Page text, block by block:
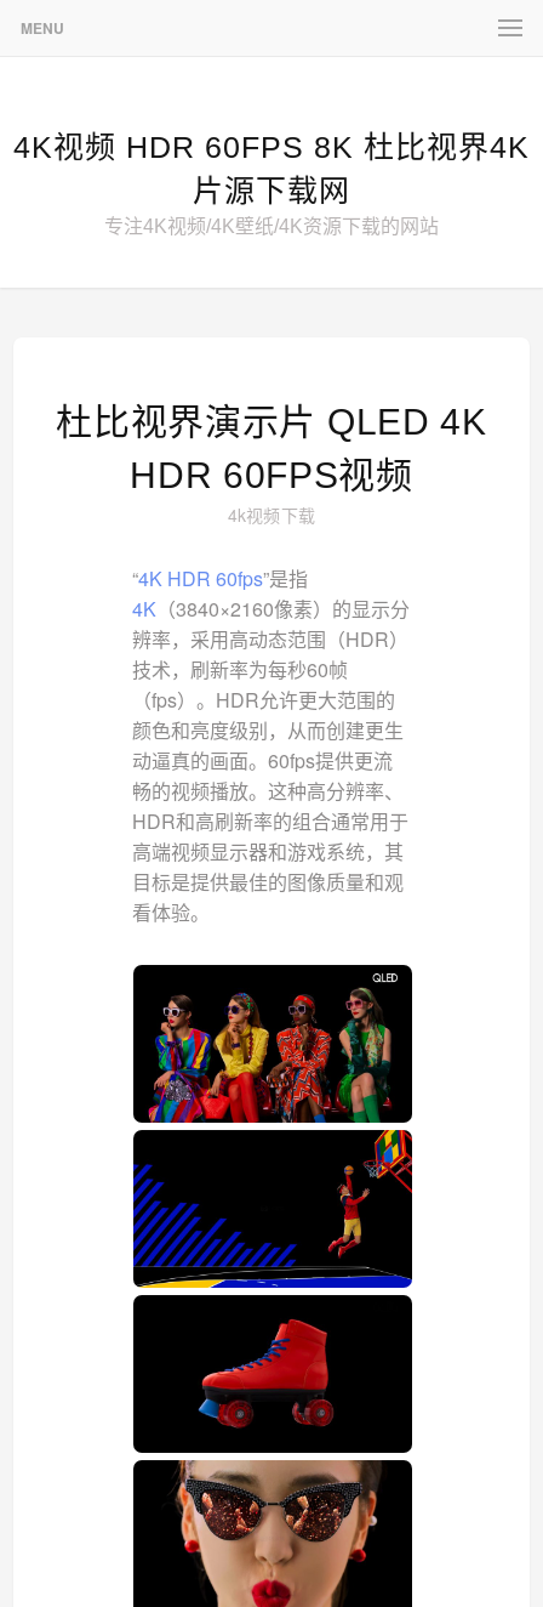
MENU
4K视频 HDR 60FPS 8K 杜比视界4K
片源下载网
专注4K视频/4K壁纸/4K资源下载的网站
杜比视界演示片 QLED 4K
HDR 60FPS视频
4k视频下载
“4K HDR 60fps”是指
4K（3840×2160像素）的显示分
辨率，采用高动态范围（HDR）
技术，刷新率为每秒60帧
（fps）。HDR允许更大范围的
颜色和亮度级别，从而创建更生
动逼真的画面。60fps提供更流
畅的视频播放。这种高分辨率、
HDR和高刷新率的组合通常用于
高端视频显示器和游戏系统，其
目标是提供最佳的图像质量和观
看体验。